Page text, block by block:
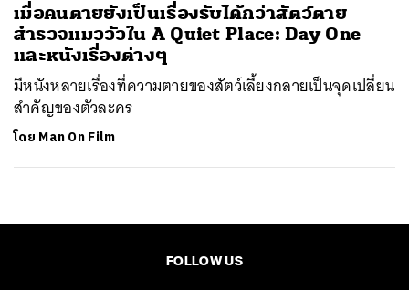
เมื่อคนตายยังเป็นเรื่องรับได้กว่าสัตว์ตาย
สำรวจแมววัวใน A Quiet Place: Day One
และหนังเรื่องต่างๆ
มีหนังหลายเรื่องที่ความตายของสัตว์เลี้ยงกลายเป็นจุดเปลี่ยน
สำคัญของตัวละคร
โดย Man On Film
FOLLOW US